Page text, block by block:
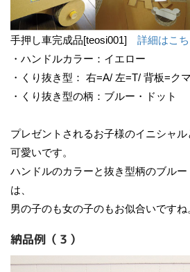
手押し車完成品[teosi001] 詳細はこ
・ハンドルカラー：イエロー
・くり抜き型： 右=A/ 左=T/ 背板=クマ
・くり抜き型の柄：ブルー・ドット
プレゼントされるお子様のイニシャ
可愛いです。
ハンドルのカラーと抜き型柄のブル
は、
男の子のも女の子のもお似合いですね
納品例（３）